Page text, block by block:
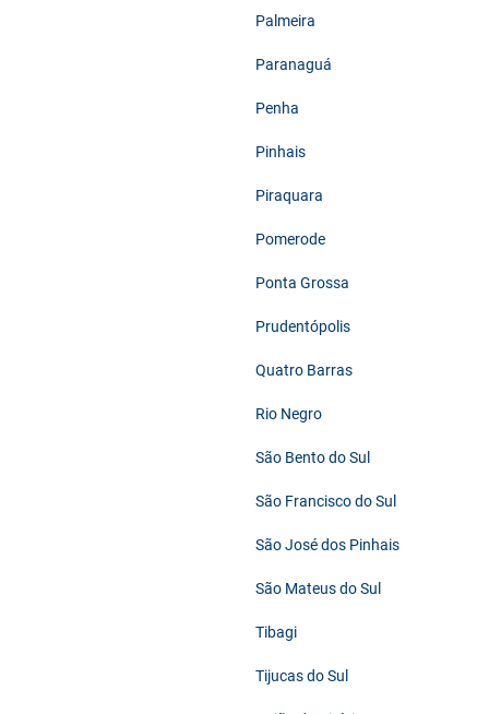
Palmeira
Paranaguá
Penha
Pinhais
Piraquara
Pomerode
Ponta Grossa
Prudentópolis
Quatro Barras
Rio Negro
São Bento do Sul
São Francisco do Sul
São José dos Pinhais
São Mateus do Sul
Tibagi
Tijucas do Sul